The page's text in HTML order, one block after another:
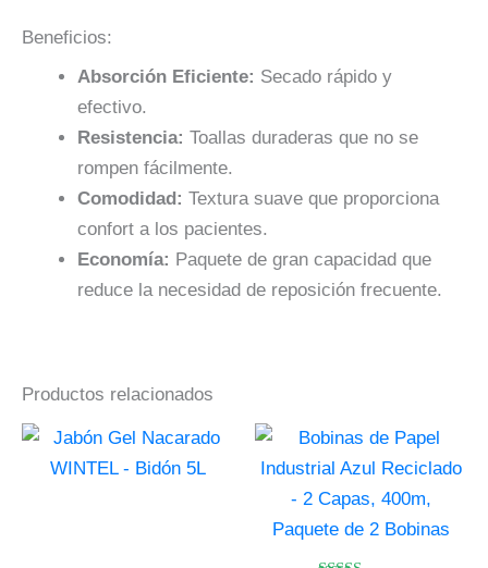
Beneficios:
Absorción Eficiente: Secado rápido y
efectivo.
Resistencia: Toallas duraderas que no se
rompen fácilmente.
Comodidad: Textura suave que proporciona
confort a los pacientes.
Economía: Paquete de gran capacidad que
reduce la necesidad de reposición frecuente.
Productos relacionados